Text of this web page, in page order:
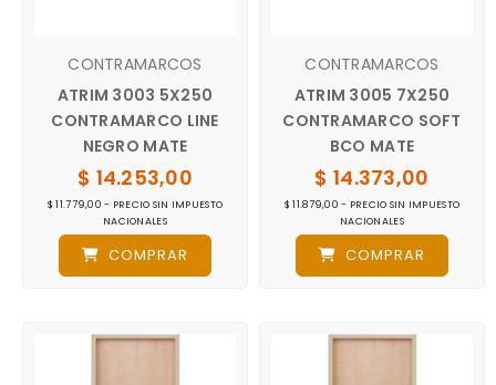
CONTRAMARCOS
ATRIM 3003 5X250
CONTRAMARCO LINE
NEGRO MATE
$ 14.253,00
$ 11.779,00 - PRECIO SIN IMPUESTO
NACIONALES
COMPRAR
CONTRAMARCOS
ATRIM 3005 7X250
CONTRAMARCO SOFT
BCO MATE
$ 14.373,00
$ 11.879,00 - PRECIO SIN IMPUESTO
NACIONALES
COMPRAR